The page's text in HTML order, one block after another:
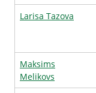
Larisa Tazova
Maksims
Melikovs